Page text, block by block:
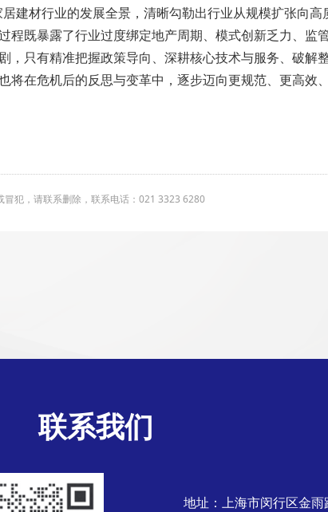
建材行业的发展全景，清晰勾勒出行业从规模扩张向高
既暴露了行业过度绑定地产周期、模式创新乏力、监
只有精准把握政策导向、深耕核心技术与服务、破解
在危机后的反思与变革中，逐步迈向更规范、更高效
犯，请联系删除，联系电话：021 3323 6280
联系我们
地址：上海市闵行区金